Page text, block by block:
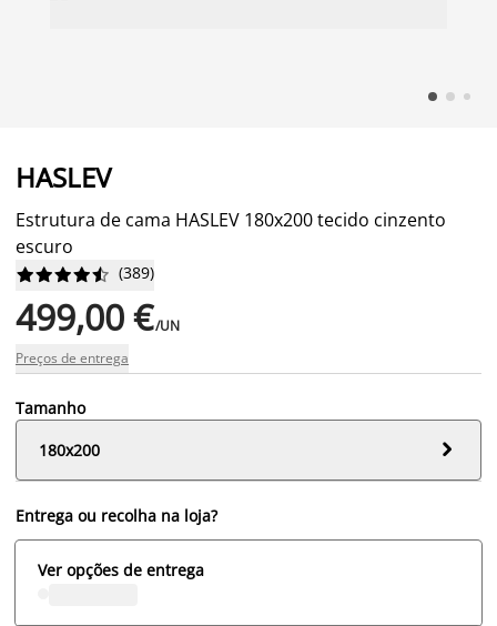
HASLEV
Estrutura de cama HASLEV 180x200 tecido cinzento
escuro





 (389)
499,00 €/UN
Preços de entrega
Tamanho
180x200

Entrega ou recolha na loja?
Ver opções de entrega